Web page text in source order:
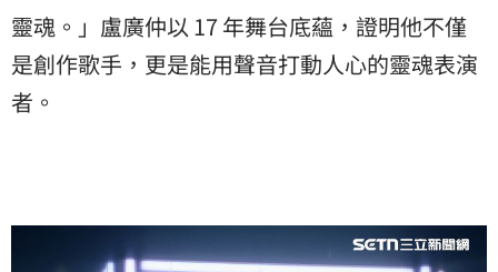
靈魂。」盧廣仲以 17 年舞台底蘊，證明他不僅
是創作歌手，更是能用聲音打動人心的靈魂表演
者。